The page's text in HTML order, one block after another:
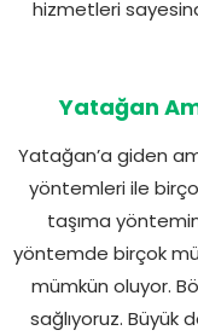
hizmetleri
Yatağan
Yatağan’a giden
yöntemleri ile
taşıma
yöntemde birçok
mümkün oluyor.
sağlıyoruz. Büyük